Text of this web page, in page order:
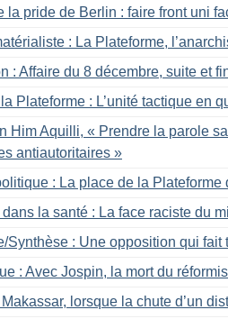
la pride de Berlin : faire front uni
: La Plateforme,
: Affaire du 8 décembre, suite et
Plateforme : L’unité tactique en
Him Aquilli, « Prendre la parole
antiautoritaires »
: La place de la Plateforme
la santé : La face raciste du
Synthèse : Une opposition qui fait
: Avec Jospin, la mort du
lorsque la chute d’un